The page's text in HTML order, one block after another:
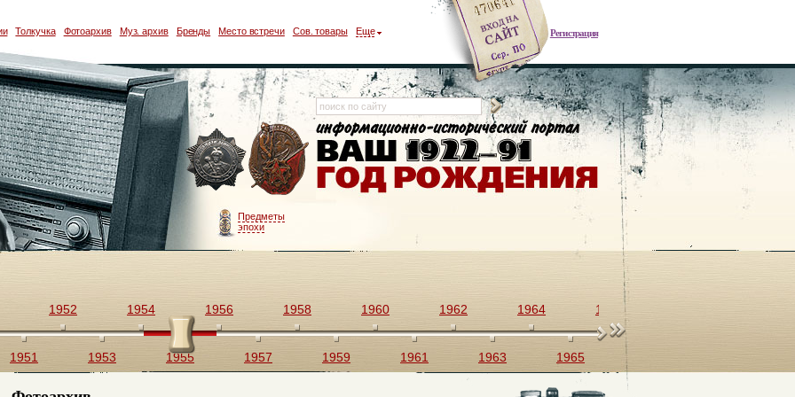
Регистрация
Толкучка Фотоархив Муз. архив Бренды Место встречи Сов. товары Еще
Предметы
эпохи
1951
1952
1953
1954
1955
1956
1957
1958
1959
1960
1961
1962
1963
1964
1965
1966